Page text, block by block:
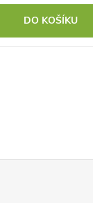
DO KOŠÍKU